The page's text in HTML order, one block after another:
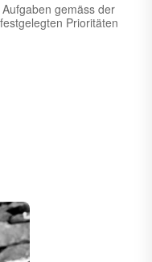
gemäss der
Prioritäten